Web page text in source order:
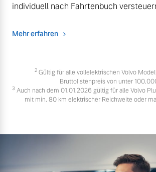
individuell nach Fahrtenbuch
Mehr erfahren
2 Gültig für alle vollelektrischen Volvo
Bruttolistenpreis von unter
3 Auch nach dem 01.01.2026 gültig für alle Volvo
mit min. 80 km elektrischer Reichweite oder